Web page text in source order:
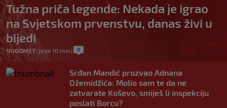
Tužna priča legende: Nekada je igrao
na Svjetskom prvenstvu, danas živi u
bijedi
NOGOMET| prije 10 min | 0
Srđan Mandić prozvao Adnana
Džemidžića: Molio sam te da ne
zatvarate Koševo, smiješ li inspekciju
poslati Borcu?